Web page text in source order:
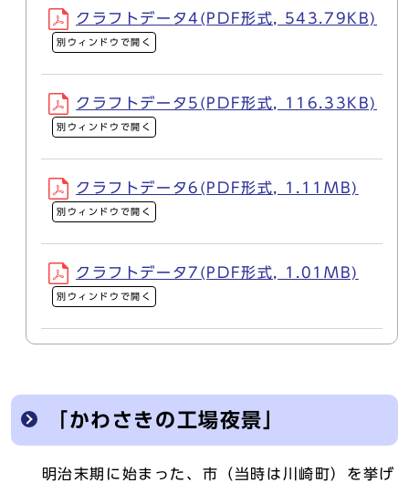
クラフトデータ4(PDF形式, 543.79KB)
別ウィンドウで開く
クラフトデータ5(PDF形式, 116.33KB)
別ウィンドウで開く
クラフトデータ6(PDF形式, 1.11MB)
別ウィンドウで開く
クラフトデータ7(PDF形式, 1.01MB)
別ウィンドウで開く
「かわさきの工場夜景」
明治末期に始まった、市（当時は川崎町）を挙げ